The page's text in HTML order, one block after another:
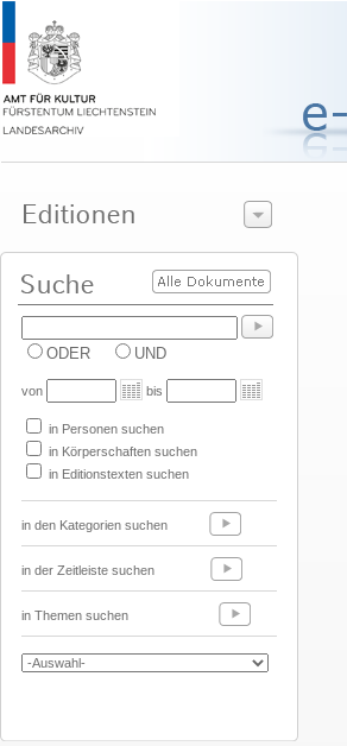
ODER UND
von bis
in Personen suchen
in Körperschaften suchen
in Editionstexten suchen
in den Kategorien suchen
in der Zeitleiste suchen
in Themen suchen